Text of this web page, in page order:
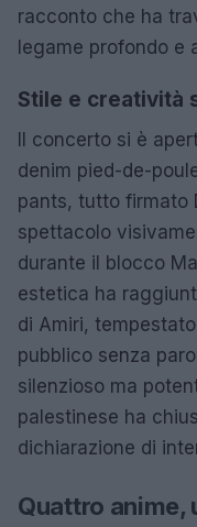
racconto che ha
legame profondo e
Stile e creatività
Il concerto si è
denim pied-de-
pants, tutto firmato
spettacolo
durante il blocco
estetica ha
di Amiri,
pubblico senza
silenzioso ma
palestinese ha
dichiarazione di
Quattro anime,